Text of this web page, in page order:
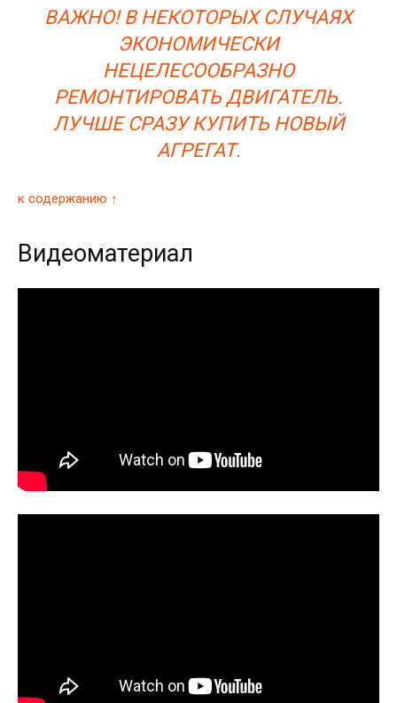
ВАЖНО! В НЕКОТОРЫХ СЛУЧАЯХ
ЭКОНОМИЧЕСКИ
НЕЦЕЛЕСООБРАЗНО
РЕМОНТИРОВАТЬ ДВИГАТЕЛЬ.
ЛУЧШЕ СРАЗУ КУПИТЬ НОВЫЙ
АГРЕГАТ.
к содержанию ↑
Видеоматериал